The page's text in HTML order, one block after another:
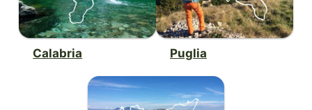
Calabria Puglia